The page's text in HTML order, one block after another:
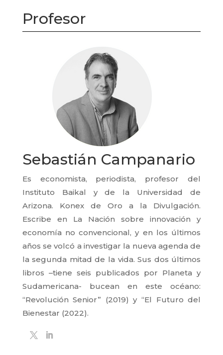
Profesor
Sebastián Campanario
Es economista, periodista, profesor del
Instituto Baikal y de la Universidad de
Arizona. Konex de Oro a la Divulgación.
Escribe en La Nación sobre innovación y
economía no convencional, y en los últimos
años se volcó a investigar la nueva agenda de
la segunda mitad de la vida. Sus dos últimos
libros –tiene seis publicados por Planeta y
Sudamericana- bucean en este océano:
“Revolución Senior” (2019) y “El Futuro del
Bienestar (2022).